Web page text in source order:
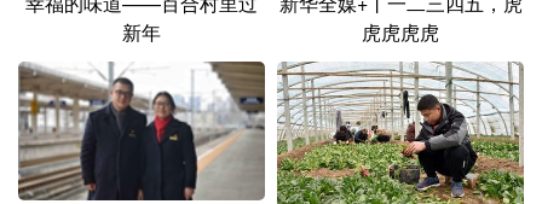
English Español Français عربى
Русский язык 日本語 한국어
Deutsch Português
新年
虎虎虎虎